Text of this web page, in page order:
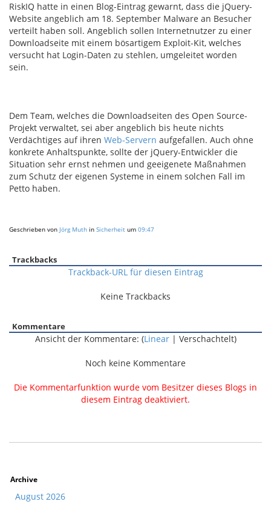
RiskIQ hatte in einen Blog-Eintrag gewarnt, dass die jQuery-
Website angeblich am 18. September Malware an Besucher
verteilt haben soll. Angeblich sollen Internetnutzer zu einer
Downloadseite mit einem bösartigem Exploit-Kit, welches
versucht hat Login-Daten zu stehlen, umgeleitet worden
sein.
Dem Team, welches die Downloadseiten des Open Source-
Projekt verwaltet, sei aber angeblich bis heute nichts
Verdächtiges auf ihren Web-Servern aufgefallen. Auch ohne
konkrete Anhaltspunkte, sollte der jQuery-Entwickler die
Situation sehr ernst nehmen und geeigenete Maßnahmen
zum Schutz der eigenen Systeme in einem solchen Fall im
Petto haben.
Geschrieben von Jörg Muth in Sicherheit um 09:47
Trackbacks
Trackback-URL für diesen Eintrag
Keine Trackbacks
Kommentare
Ansicht der Kommentare: (Linear| Verschachtelt)
Noch keine Kommentare
Die Kommentarfunktion wurde vom Besitzer dieses Blogs in
diesem Eintrag deaktiviert.
Archive
August 2026